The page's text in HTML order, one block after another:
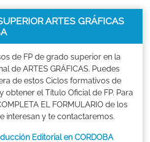
ARTES GRÁFICAS
de FP de grado superior en la
de ARTES GRÁFICAS. Puedes
de estos Ciclos formativos de
obtener el Título Oficial de FP. Para
EL FORMULARIO de los
interesan y te contactaremos.
Editorial en CORDOBA